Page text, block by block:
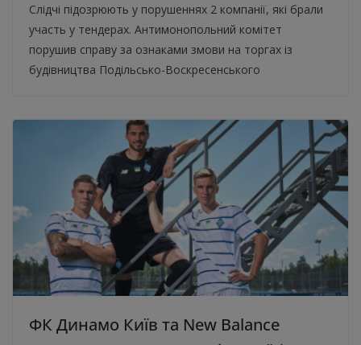
Слідчі підозрюють у порушеннях 2 компанії, які брали
участь у тендерах. Антимонопольний комітет
порушив справу за ознаками змови на торгах із
будівництва Подільсько-Воскресенського
ФК Динамо Київ та New Balance